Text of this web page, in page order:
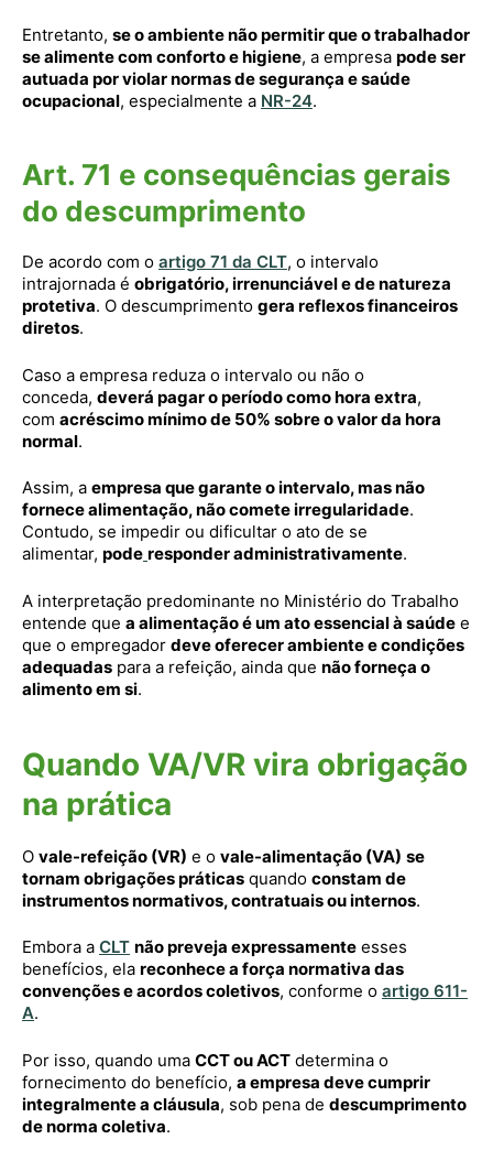
Entretanto, se o ambiente não permitir que o trabalhador
se alimente com conforto e higiene, a empresa pode ser
autuada por violar normas de segurança e saúde
ocupacional, especialmente a NR-24.
Art. 71 e consequências gerais
do descumprimento
De acordo com o artigo 71 da CLT, o intervalo
intrajornada é obrigatório, irrenunciável e de natureza
protetiva. O descumprimento gera reflexos financeiros
diretos.
Caso a empresa reduza o intervalo ou não o
conceda, deverá pagar o período como hora extra,
com acréscimo mínimo de 50% sobre o valor da hora
normal.
Assim, a empresa que garante o intervalo, mas não
fornece alimentação, não comete irregularidade.
Contudo, se impedir ou dificultar o ato de se
alimentar, pode responder administrativamente.
A interpretação predominante no Ministério do Trabalho
entende que a alimentação é um ato essencial à saúde e
que o empregador deve oferecer ambiente e condições
adequadas para a refeição, ainda que não forneça o
alimento em si.
Quando VA/VR vira obrigação
na prática
O vale-refeição (VR) e o vale-alimentação (VA) se
tornam obrigações práticas quando constam de
instrumentos normativos, contratuais ou internos.
Embora a CLT não preveja expressamente esses
benefícios, ela reconhece a força normativa das
convenções e acordos coletivos, conforme o artigo 611-
A.
Por isso, quando uma CCT ou ACT determina o
fornecimento do benefício, a empresa deve cumprir
integralmente a cláusula, sob pena de descumprimento
de norma coletiva.